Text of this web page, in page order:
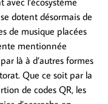
dotent désormais de
de musique placées
mentionnée
là à d’autres formes
Que ce soit par la
de codes QR, les